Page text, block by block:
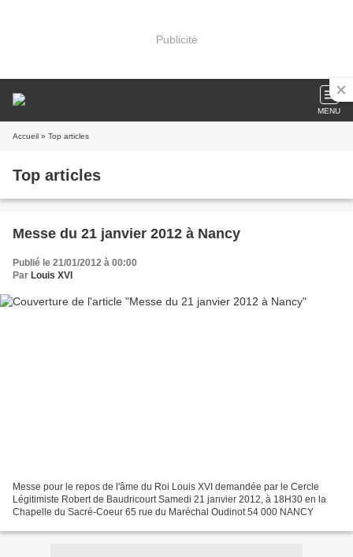
Publicité
MENU
Accueil » Top articles
Top articles
Messe du 21 janvier 2012 à Nancy
Publié le 21/01/2012 à 00:00
Par Louis XVI
Messe pour le repos de l'âme du Roi Louis XVI demandée par le Cercle
Légitimiste Robert de Baudricourt Samedi 21 janvier 2012, à 18H30 en la
Chapelle du Sacré-Coeur 65 rue du Maréchal Oudinot 54 000 NANCY